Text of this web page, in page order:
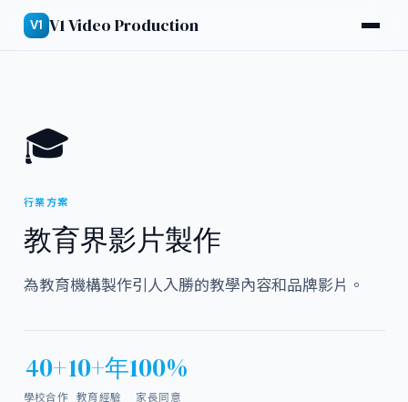
V1 V1 Video Production
🎓
行業方案
教育界影片製作
為教育機構製作引人入勝的教學內容和品牌影片。
40+
學校合作
10+年
教育經驗
100%
家長同意